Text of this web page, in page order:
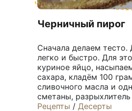
Черничный пирог
Сначала делаем тесто.
легко и быстро. Для
куриное яйцо,
сахара, кладём 100
сливочного масла и
сметаны, разрыхлитель
Рецепты / Десерты